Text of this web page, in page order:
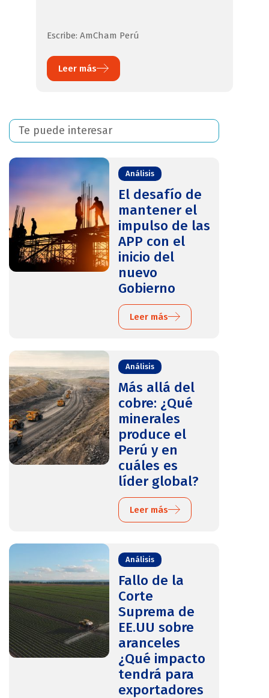
Escribe: AmCham Perú
Leer más
Te puede interesar
Análisis
El desafío de
mantener el
impulso de las
APP con el
inicio del
nuevo
Gobierno
Leer más
Análisis
Más allá del
cobre: ¿Qué
minerales
produce el
Perú y en
cuáles es
líder global?
Leer más
Análisis
Fallo de la
Corte
Suprema de
EE.UU sobre
aranceles
¿Qué impacto
tendrá para
exportadores